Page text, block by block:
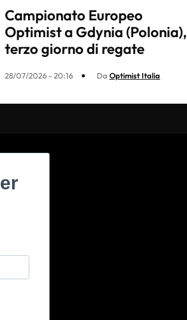
Campionato Europeo
Optimist a Gdynia (Polonia),
terzo giorno di regate
28/07/2026 - 20:16 Da Optimist Italia